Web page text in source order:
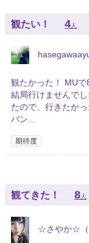
観たい！ 4人
観たかった！ MUで
結局行けませんで
たので、行きたか
バン...
期待度
観てきた！ 8 人
☆さやか☆（